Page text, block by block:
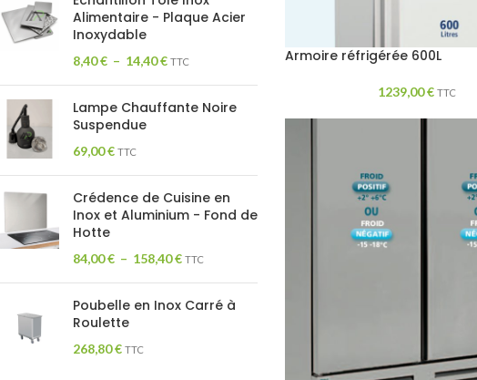
Alimentaire - Plaque Acier
Inoxydable
8,40€ – 14,40€ TTC
Lampe Chauffante Noire
Suspendue
69,00€ TTC
Crédence de Cuisine en
Inox et Aluminium - Fond de
Hotte
84,00€ – 158,40€ TTC
Poubelle en Inox Carré à
Roulette
268,80€ TTC
Armoire réfrigérée 600L
1239,00€ TTC